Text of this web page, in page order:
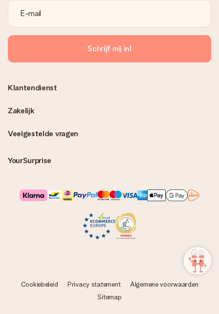
Schrijf mij in!
Veelgestelde vragen
YourSurprise
Klantendienst
Zakelijk
Cookiebeleid Privacy statement
Algemene voorwaarden
Sitemap